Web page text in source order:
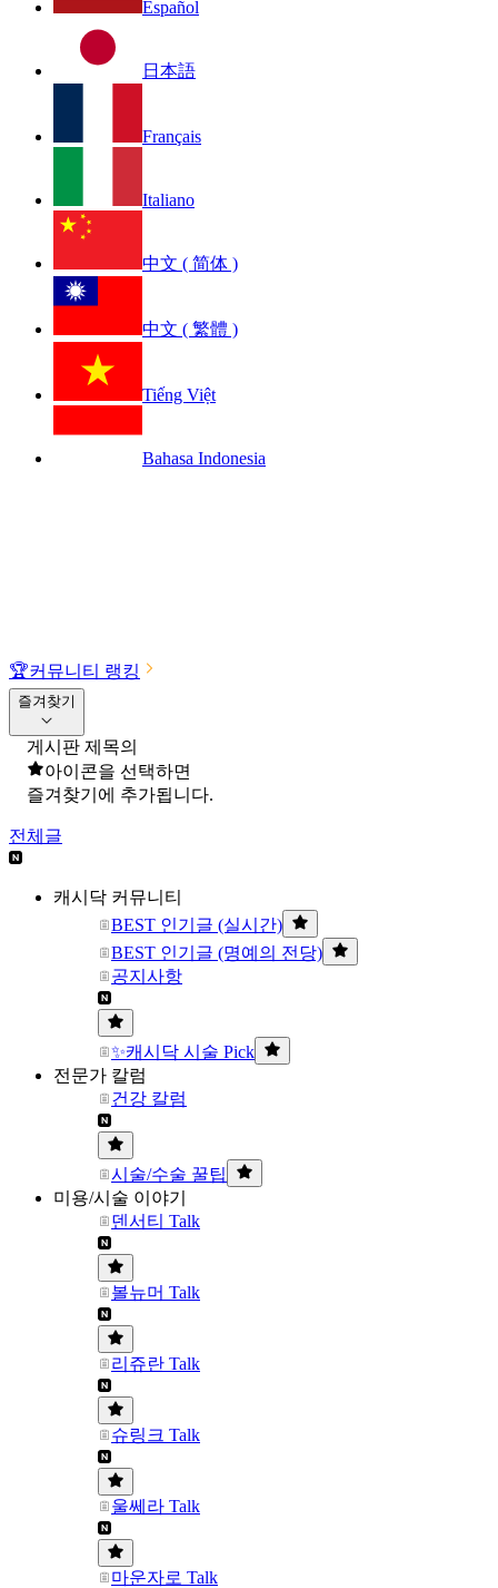
Español
日本語
Français
Italiano
中文 ( 简体 )
中文 ( 繁體 )
Tiếng Việt
Bahasa Indonesia
🏆커뮤니티 랭킹
즐겨찾기
게시판 제목의
아이콘을 선택하면
즐겨찾기에 추가됩니다.
전체글
캐시닥 커뮤니티
BEST 인기글 (실시간)
BEST 인기글 (명예의 전당)
공지사항
✨캐시닥 시술 Pick
전문가 칼럼
건강 칼럼
시술/수술 꿀팁
미용/시술 이야기
덴서티 Talk
볼뉴머 Talk
리쥬란 Talk
슈링크 Talk
울쎄라 Talk
마운자로 Talk